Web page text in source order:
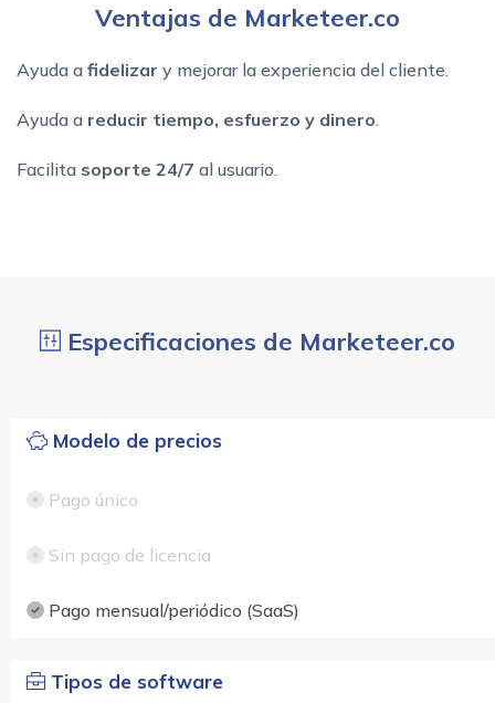
Ventajas de Marketeer.co
Ayuda a fidelizar y mejorar la experiencia del cliente.
Ayuda a reducir tiempo, esfuerzo y dinero
Facilita soporte 24/7 al usuario.
Especificaciones de Marketeer.co
Modelo de precios
Pago único
Sin pago de licencia
Pago mensual/periódico (SaaS)
Tipos de software